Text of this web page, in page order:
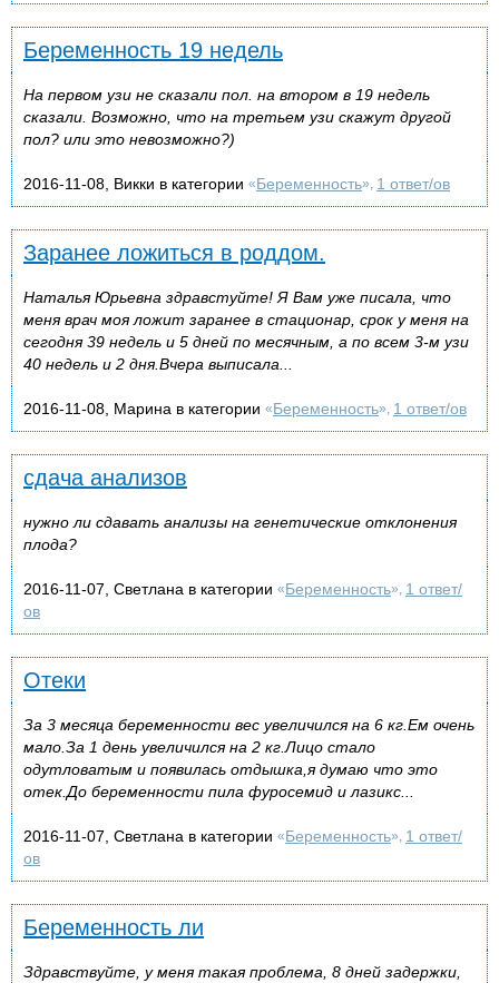
Беременность 19 недель
На первом узи не сказали пол. на втором в 19 недель
сказали. Возможно, что на третьем узи скажут другой
пол? или это невозможно?)
2016-11-08, Викки в категории «Беременность», 1 ответ/ов
Заранее ложиться в роддом.
Наталья Юрьевна здравстуйте! Я Вам уже писала, что
меня врач моя ложит заранее в стационар, срок у меня на
сегодня 39 недель и 5 дней по месячным, а по всем 3-м узи
40 недель и 2 дня.Вчера выписала...
2016-11-08, Марина в категории «Беременность», 1 ответ/ов
сдача анализов
нужно ли сдавать анализы на генетические отклонения
плода?
2016-11-07, Светлана в категории «Беременность», 1 ответ/
ов
Отеки
За 3 месяца беременности вес увеличился на 6 кг.Ем очень
мало.За 1 день увеличился на 2 кг.Лицо стало
одутловатым и появилась отдышка,я думаю что это
отек.До беременности пила фуросемид и лазикс...
2016-11-07, Светлана в категории «Беременность», 1 ответ/
ов
Беременность ли
Здравствуйте, у меня такая проблема, 8 дней задержки,